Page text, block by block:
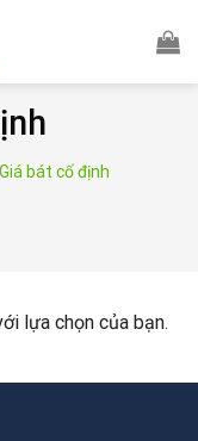
Giá bát cố định
lựa chọn của bạn.